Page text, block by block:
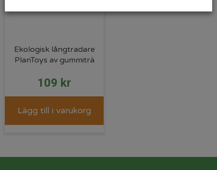
Ekologisk långtradare
PlanToys av gummiträ
109 kr
Lägg till i varukorg